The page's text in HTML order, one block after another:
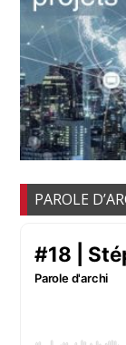
PAROLE